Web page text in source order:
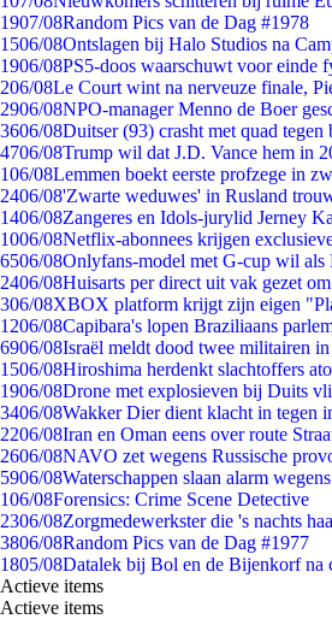
1907/08Random Pics van de Dag #1978
1506/08Ontslagen bij Halo Studios na
1906/08PS5-doos waarschuwt voor einde
206/08Le Court wint na nerveuze finale,
2906/08NPO-manager Menno de Boer
3606/08Duitser (93) crasht met quad
4706/08Trump wil dat J.D. Vance hem in
106/08Lemmen boekt eerste profzege in
2406/08'Zwarte weduwes' in Rusland
1406/08Zangeres en Idols-jurylid Jerney
1006/08Netflix-abonnees krijgen
6506/08Onlyfans-model met G-cup wil als
2406/08Huisarts per direct uit vak gezet
306/08XBOX platform krijgt zijn eigen
1206/08Capibara's lopen Braziliaans
6906/08Israël meldt dood twee militairen
1506/08Hiroshima herdenkt slachtoffers
1906/08Drone met explosieven bij Duits
3406/08Wakker Dier dient klacht in tegen
2206/08Iran en Oman eens over route
2606/08NAVO zet wegens Russische
5906/08Waterschappen slaan alarm
106/08Forensics: Crime Scene Detective
2306/08Zorgmedewerkster die 's nachts
3806/08Random Pics van de Dag #1977
1805/08Datalek bij Bol en de Bijenkorf na
Actieve items
Actieve items